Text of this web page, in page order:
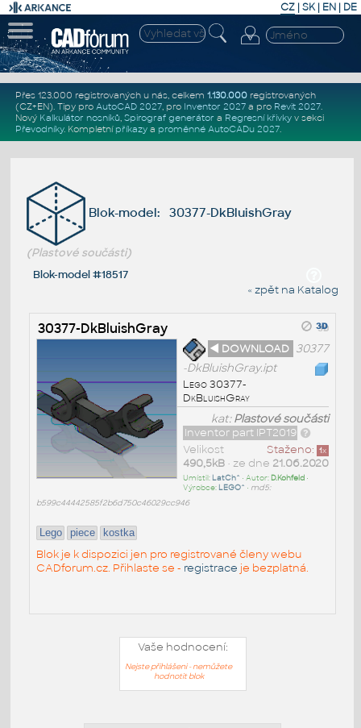
CZ | SK| EN | DE
Přes 123.000 registrovaných u nás, celkem 1.130.000registrovaných
(CZ+EN). Tipy pro AutoCAD 2027, pro Inventor 2027a pro Revit 2027.
Nový Kalkulátor nosníků, Spirograf generátor a Regresní křivkyv sekci
Převodníky. Kompletní příkazya proměnné AutoCADu 2027.
Blok-model: 30377-DkBluishGray
(Plastové součásti)
Blok-model #18517
« zpět na Katalog
30377-DkBluishGray
◄ DOWNLOAD 30377
-DkBluishGray.ipt
Lego 30377-
DkBluishGray
kat:Plastové součásti
Inventor part IPT2019
Staženo: 1x
Velikost
490,5kB• ze dne 21.06.2020
Umístil: LatCh^ • Autor: D.Kohfeld•
Výrobce: LEGO^ • md5:
b599c44442585f2b6d750c46029cc946
Lego piece kostka
Blok je k dispozici jen pro registrované členy webu
CADforum.cz. Přihlaste se - registrace je bezplatná.
Vaše hodnocení:
Nejste přihlášeni - nemůžete
hodnotit blok